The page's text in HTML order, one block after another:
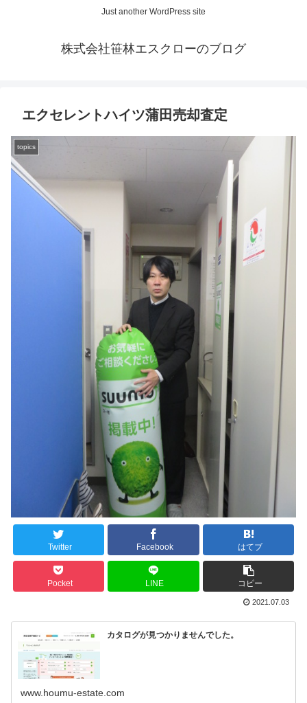
Just another WordPress site
株式会社笹林エスクローのブログ
エクセレントハイツ蒲田売却査定
topics
Twitter Facebook はてブ
Pocket LINE コピー
2021.07.03
カタログが見つかりませんでした。
www.houmu-estate.com